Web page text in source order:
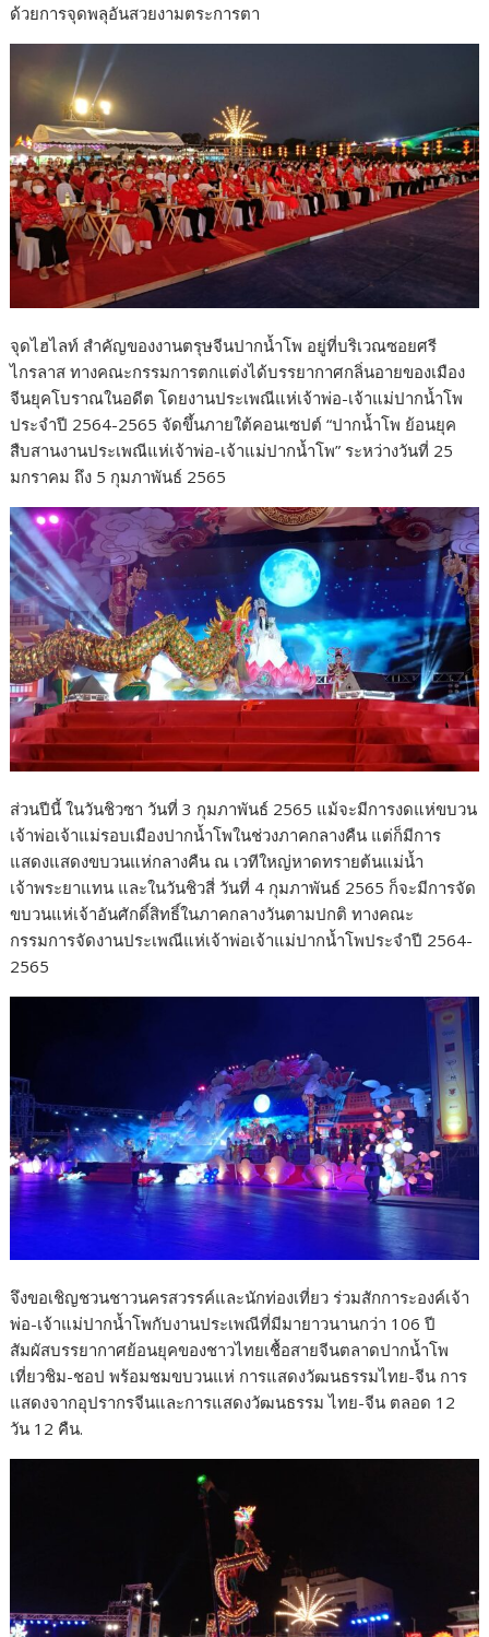
ด้วยการจุดพลุอันสวยงามตระการตา
จุดไฮไลท์ สำคัญของงานตรุษจีนปากน้ำโพ อยู่ที่บริเวณซอยศรี
ไกรลาส ทางคณะกรรมการตกแต่งได้บรรยากาศกลิ่นอายของเมือง
จีนยุคโบราณในอดีต โดยงานประเพณีแห่เจ้าพ่อ-เจ้าแม่ปากน้ำโพ
ประจำปี 2564-2565 จัดขึ้นภายใต้คอนเซปต์ “ปากน้ำโพ ย้อนยุค
สืบสานงานประเพณีแห่เจ้าพ่อ-เจ้าแม่ปากน้ำโพ” ระหว่างวันที่ 25
มกราคม ถึง 5 กุมภาพันธ์ 2565
ส่วนปีนี้ ในวันชิวซา วันที่ 3 กุมภาพันธ์ 2565 แม้จะมีการงดแห่ขบวน
เจ้าพ่อเจ้าแม่รอบเมืองปากน้ำโพในช่วงภาคกลางคืน แต่ก็มีการ
แสดงแสดงขบวนแห่กลางคืน ณ เวทีใหญ่หาดทรายต้นแม่น้ำ
เจ้าพระยาแทน และในวันชิวสี่ วันที่ 4 กุมภาพันธ์ 2565 ก็จะมีการจัด
ขบวนแห่เจ้าอันศักดิ์สิทธิ์ในภาคกลางวันตามปกติ ทางคณะ
กรรมการจัดงานประเพณีแห่เจ้าพ่อเจ้าแม่ปากน้ำโพประจำปี 2564-
2565
จึงขอเชิญชวนชาวนครสวรรค์และนักท่องเที่ยว ร่วมสักการะองค์เจ้า
พ่อ-เจ้าแม่ปากน้ำโพกับงานประเพณีที่มีมายาวนานกว่า 106 ปี
สัมผัสบรรยากาศย้อนยุคของชาวไทยเชื้อสายจีนตลาดปากน้ำโพ
เที่ยวชิม-ชอป พร้อมชมขบวนแห่ การแสดงวัฒนธรรมไทย-จีน การ
แสดงจากอุปรากรจีนและการแสดงวัฒนธรรม ไทย-จีน ตลอด 12
วัน 12 คืน.